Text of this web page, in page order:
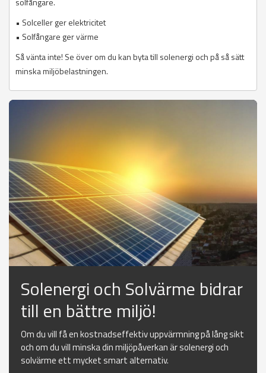
• Solceller ger elektricitet
• Solfångare ger värme
Så vänta inte! Se över om du kan byta till solenergi och på så sätt
minska miljöbelastningen.
Solenergi och Solvärme bidrar
till en bättre miljö!
Om du vill få en kostnadseffektiv uppvärmning på lång sikt
och om du vill minska din miljöpåverkan är solenergi och
solvärme ett mycket smart alternativ.